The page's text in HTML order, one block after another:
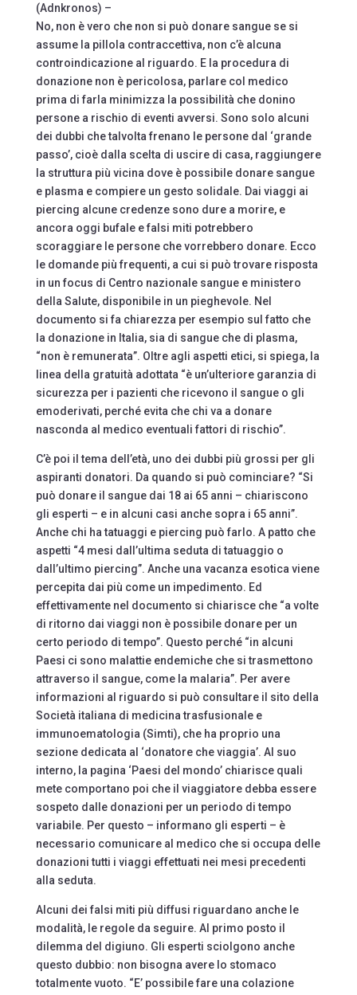
(Adnkronos) –
No, non è vero che non si può donare sangue se si
assume la pillola contraccettiva, non c’è alcuna
controindicazione al riguardo. E la procedura di
donazione non è pericolosa, parlare col medico
prima di farla minimizza la possibilità che donino
persone a rischio di eventi avversi. Sono solo alcuni
dei dubbi che talvolta frenano le persone dal ‘grande
passo’, cioè dalla scelta di uscire di casa, raggiungere
la struttura più vicina dove è possibile donare sangue
e plasma e compiere un gesto solidale. Dai viaggi ai
piercing alcune credenze sono dure a morire, e
ancora oggi bufale e falsi miti potrebbero
scoraggiare le persone che vorrebbero donare. Ecco
le domande più frequenti, a cui si può trovare risposta
in un focus di Centro nazionale sangue e ministero
della Salute, disponibile in un pieghevole. Nel
documento si fa chiarezza per esempio sul fatto che
la donazione in Italia, sia di sangue che di plasma,
“non è remunerata”. Oltre agli aspetti etici, si spiega, la
linea della gratuità adottata “è un’ulteriore garanzia di
sicurezza per i pazienti che ricevono il sangue o gli
emoderivati, perché evita che chi va a donare
nasconda al medico eventuali fattori di rischio”.
C’è poi il tema dell’età, uno dei dubbi più grossi per gli
aspiranti donatori. Da quando si può cominciare? “Si
può donare il sangue dai 18 ai 65 anni – chiariscono
gli esperti – e in alcuni casi anche sopra i 65 anni”.
Anche chi ha tatuaggi e piercing può farlo. A patto che
aspetti “4 mesi dall’ultima seduta di tatuaggio o
dall’ultimo piercing”. Anche una vacanza esotica viene
percepita dai più come un impedimento. Ed
effettivamente nel documento si chiarisce che “a volte
di ritorno dai viaggi non è possibile donare per un
certo periodo di tempo”. Questo perché “in alcuni
Paesi ci sono malattie endemiche che si trasmettono
attraverso il sangue, come la malaria”. Per avere
informazioni al riguardo si può consultare il sito della
Società italiana di medicina trasfusionale e
immunoematologia (Simti), che ha proprio una
sezione dedicata al ‘donatore che viaggia’. Al suo
interno, la pagina ‘Paesi del mondo’ chiarisce quali
mete comportano poi che il viaggiatore debba essere
sospeto dalle donazioni per un periodo di tempo
variabile. Per questo – informano gli esperti – è
necessario comunicare al medico che si occupa delle
donazioni tutti i viaggi effettuati nei mesi precedenti
alla seduta.
Alcuni dei falsi miti più diffusi riguardano anche le
modalità, le regole da seguire. Al primo posto il
dilemma del digiuno. Gli esperti sciolgono anche
questo dubbio: non bisogna avere lo stomaco
totalmente vuoto. “E’ possibile fare una colazione